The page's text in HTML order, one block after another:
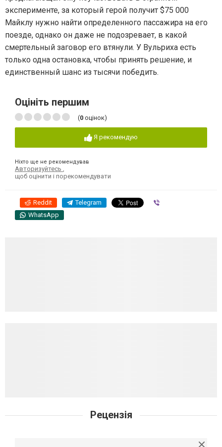
эксперименте, за который герой получит $75 000
Майклу нужно найти определенного пассажира на его
поезде, однако он даже не подозревает, в какой
смертельный заговор его втянули. У Вульриха есть
только одна остановка, чтобы принять решение, и
единственный шанс из тысячи победить.
Оцініть першим
(0 оцінок)
Я рекомендую
Ніхто ще не рекомендував
Авторизуйтесь
щоб оцінити і порекомендувати
Reddit Telegram
WhatsApp
Рецензія